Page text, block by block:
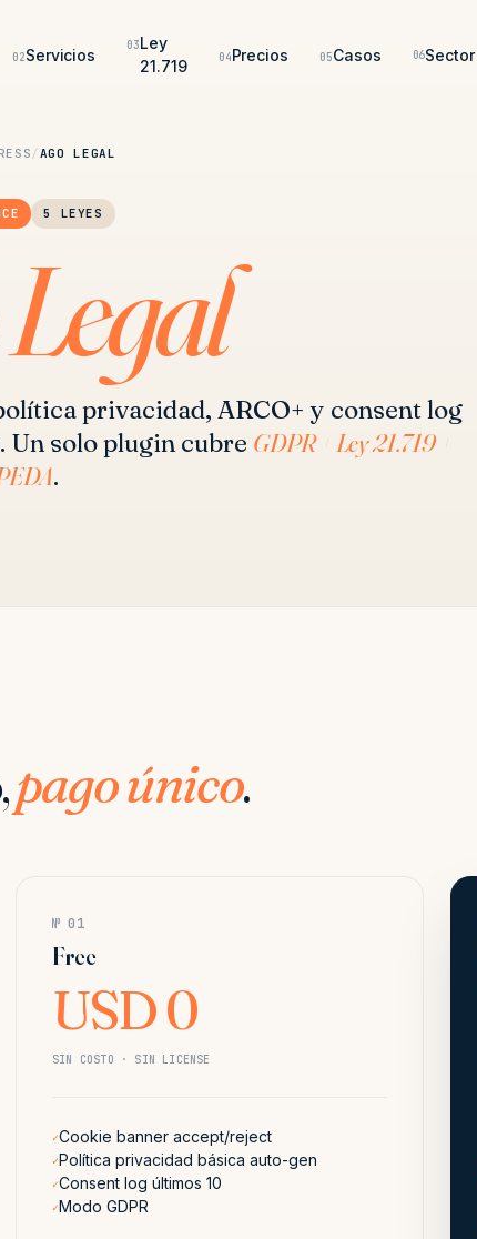
02Servicios 03Ley
21.719
04Precios 05Casos 06Sector
/ AGO LEGAL
5 LEYES
Legal
privacidad, ARCO+ y consent log
Un solo plugin cubre GDPR + Ley 21.719 +
.
pago único.
№ 01
Free
USD 0
SIN COSTO · SIN LICENSE
✓Cookie banner accept/reject
✓Política privacidad básica auto-gen
✓Consent log últimos 10
✓Modo GDPR